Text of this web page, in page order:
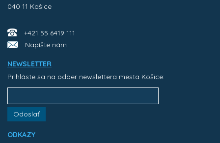
040 11 Košice
+421 55 6419 111
Napíšte nám
NEWSLETTER
Prihláste sa na odber newslettera mesta Košice:
Odoslať
ODKAZY